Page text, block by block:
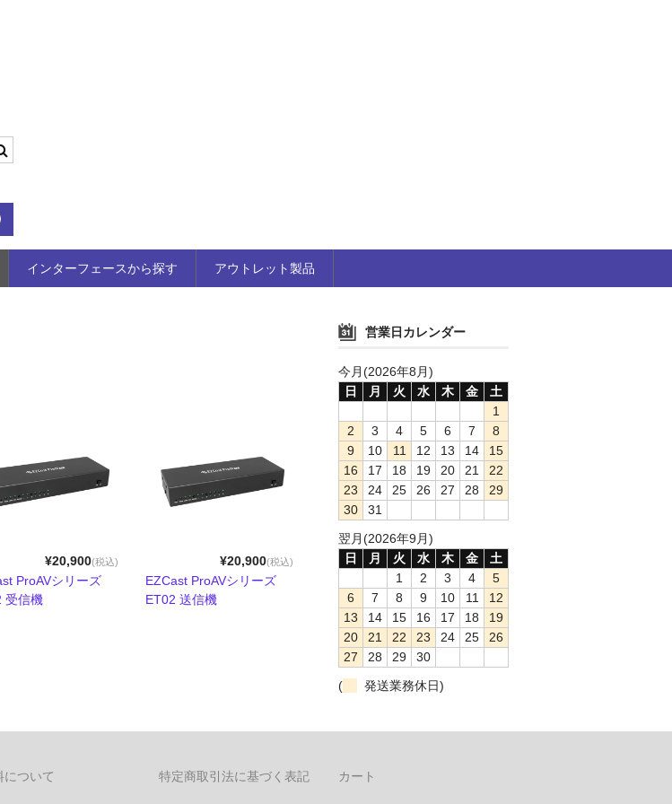
インターフェースから探す アウトレット製品
¥20,900(税込)
ProAVシリーズ
受信機
¥20,900(税込)
EZCast ProAVシリーズ
ET02 送信機
営業日カレンダー
今月(2026年8月)
日
月 火 水 木 金
土
1
2
3 4 5 6 7
8
9
10 11 12 13 14
15
16
17 18 19 20 21
22
23
24 25 26 27 28
29
30
31
翌月(2026年9月)
日
月 火 水 木 金
土
1
2 3 4
5
6
7 8 9 10 11
12
13
14 15 16 17 18
19
20
21 22 23 24 25
26
27
28 29
30
(
発送業務休日)
について 特定商取引法に基づく表記 カート